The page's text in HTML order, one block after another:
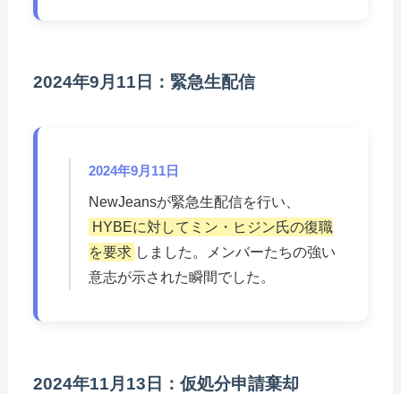
2024年9月11日：緊急生配信
2024年9月11日
NewJeansが緊急生配信を行い、
HYBEに対してミン・ヒジン氏の復職
を要求 しました。メンバーたちの強い
意志が示された瞬間でした。
2024年11月13日：仮処分申請棄却